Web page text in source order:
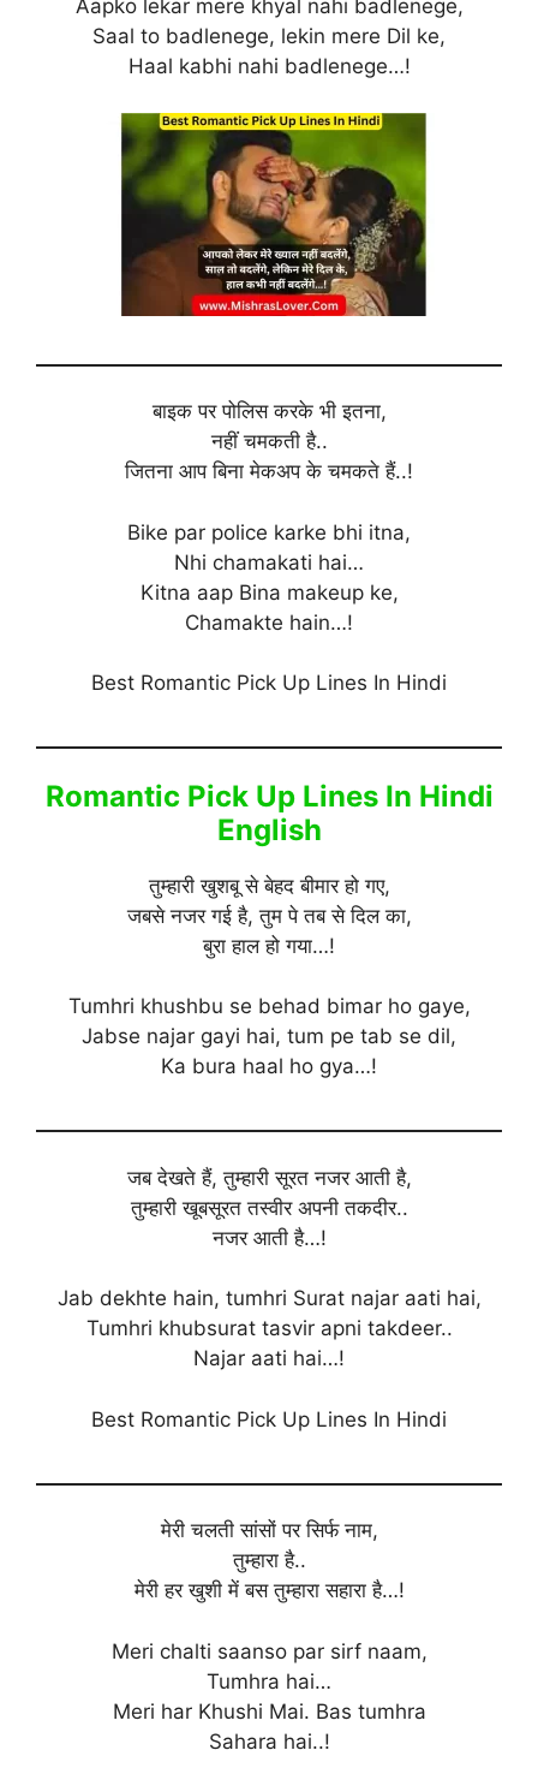
Aapko lekar mere khyal nahi badlenege,
Saal to badlenege, lekin mere Dil ke,
Haal kabhi nahi badlenege…!
बाइक पर पोलिस करके भी इतना,
नहीं चमकती है..
जितना आप बिना मेकअप के चमकते हैं..!
Bike par police karke bhi itna,
Nhi chamakati hai…
Kitna aap Bina makeup ke,
Chamakte hain…!
Best Romantic Pick Up Lines In Hindi
Romantic Pick Up Lines In Hindi
English
तुम्हारी खुशबू से बेहद बीमार हो गए,
जबसे नजर गई है, तुम पे तब से दिल का,
बुरा हाल हो गया…!
Tumhri khushbu se behad bimar ho gaye,
Jabse najar gayi hai, tum pe tab se dil,
Ka bura haal ho gya…!
जब देखते हैं, तुम्हारी सूरत नजर आती है,
तुम्हारी खूबसूरत तस्वीर अपनी तकदीर..
नजर आती है…!
Jab dekhte hain, tumhri Surat najar aati hai,
Tumhri khubsurat tasvir apni takdeer..
Najar aati hai…!
Best Romantic Pick Up Lines In Hindi
मेरी चलती सांसों पर सिर्फ नाम,
तुम्हारा है..
मेरी हर खुशी में बस तुम्हारा सहारा है…!
Meri chalti saanso par sirf naam,
Tumhra hai…
Meri har Khushi Mai. Bas tumhra
Sahara hai..!